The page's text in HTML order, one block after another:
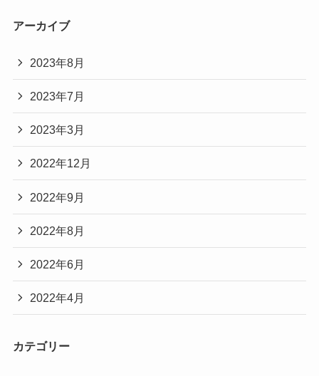
アーカイブ
2023年8月
2023年7月
2023年3月
2022年12月
2022年9月
2022年8月
2022年6月
2022年4月
カテゴリー